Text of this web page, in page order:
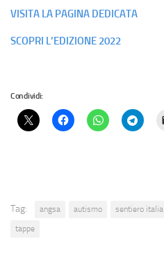
VISITA LA PAGINA DEDICATA
SCOPRI L’EDIZIONE 2022
Condividi:
Tag: angsa autismo sentiero italia
tappe